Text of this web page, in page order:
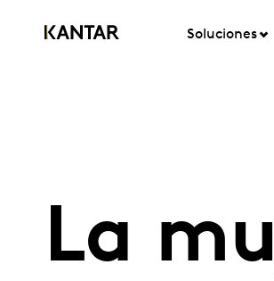
Soluciones
La